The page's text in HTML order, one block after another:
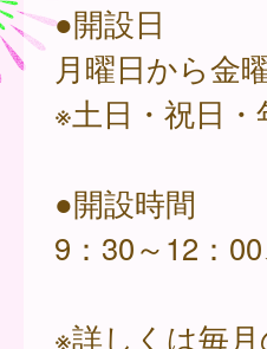
●開設日
月曜日から金
※土日・祝日
●開設時間
9：30～12：
※詳しくは毎